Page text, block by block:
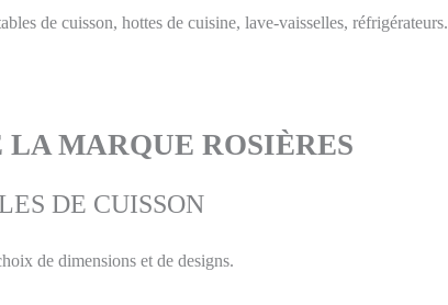
de cuisson, hottes de cuisine, lave-vaisselles, réfrigérateurs.
LA MARQUE ROSIÈRES
DE CUISSON
de dimensions et de designs.